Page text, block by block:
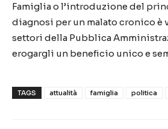
Famiglia o l’introduzione del
diagnosi per un malato cronico è
settori della Pubblica
erogargli un beneficio unico e
TAGS attualità famiglia politica